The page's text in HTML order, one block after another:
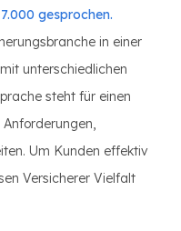
gesprochen.
in einer
unterschiedlichen
steht für einen
Um Kunden effektiv
Versicherer Vielfalt